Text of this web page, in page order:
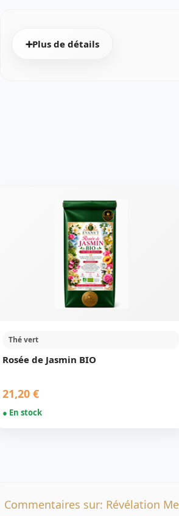
➕Plus de détails
Thé vert
Rosée de Jasmin BIO
21,20 €
● En stock
Commentaires sur: Révélation